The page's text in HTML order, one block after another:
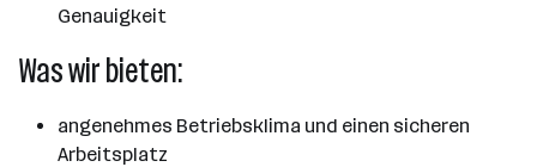
Genauigkeit
Was wir bieten:
angenehmes Betriebsklima und einen sicheren
Arbeitsplatz